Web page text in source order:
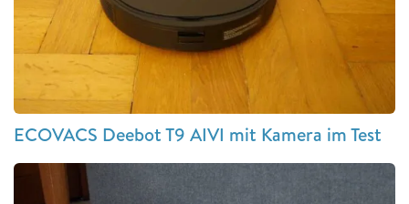
ECOVACS Deebot T9 AIVI mit Kamera im Test